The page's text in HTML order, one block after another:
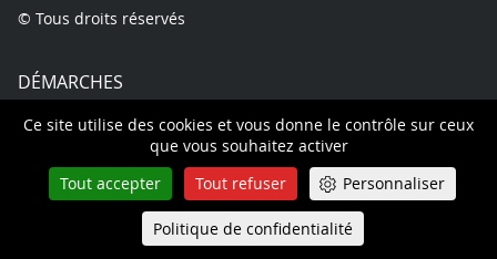
Ce site utilise des cookies et vous donne le contrôle sur ceux
que vous souhaitez activer
Tout accepter
Tout refuser Personnaliser
Politique de confidentialité
© Tous droits réservés
DÉMARCHES
Comment faire un pourvoi
Aide juridictionnelle
Certificat de non pourvoi
Queue-Fair